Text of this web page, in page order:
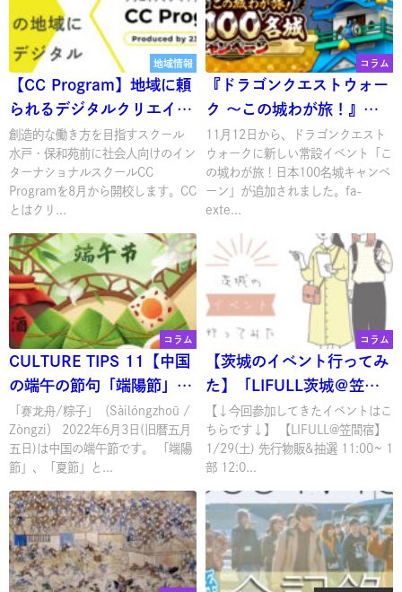
地域情報
【CC Program】地域に頼
られるデジタルクリエイタ
ーに
創造的な働き方を目指すスクール
水戸・保和苑前に社会人向けのイン
ターナショナルスクールCC
Programを8月から開校します。CC
とはクリ...
コラム
『ドラゴンクエストウォー
ク ～この城わが旅！』水
戸城
11月12日から、ドラゴンクエスト
ウォークに新しい常設イベント「こ
の城わが旅！日本100名城キャンペ
ーン」が追加されました。fa-
exte...
コラム
CULTURE TIPS 11【中国
の端午の節句「端陽節」で
お馴染みのものと言え
ば…】
「赛龙舟/粽子」（Sàilóngzhōu /
Zòngzi） 2022年6月3日(旧暦五月
五日)は中国の端午節です。 「端陽
節」、「夏節」と...
コラム
【茨城のイベント行ってみ
た】「LIFULL茨城＠笠間
宿」に参加してきた！
【↓今回参加してきたイベントはこ
ちらです↓】 【LIFULL@笠間宿】
1/29(土) 先行物販&抽選 11:00~ 1
部 12:0...